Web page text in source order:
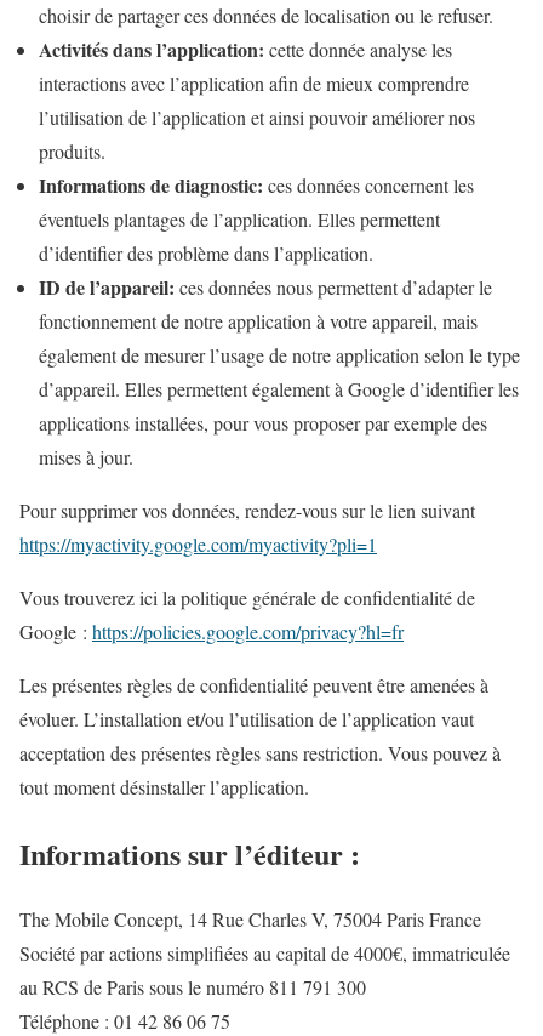
choisir de partager ces données de localisation ou le refuser.
Activités dans l’application: cette donnée analyse les
interactions avec l’application afin de mieux comprendre
l’utilisation de l’application et ainsi pouvoir améliorer nos
produits.
Informations de diagnostic: ces données concernent les
éventuels plantages de l’application. Elles permettent
d’identifier des problème dans l’application.
ID de l’appareil: ces données nous permettent d’adapter le
fonctionnement de notre application à votre appareil, mais
également de mesurer l’usage de notre application selon le type
d’appareil. Elles permettent également à Google d’identifier les
applications installées, pour vous proposer par exemple des
mises à jour.
Pour supprimer vos données, rendez-vous sur le lien suivant
https://myactivity.google.com/myactivity?pli=1
Vous trouverez ici la politique générale de confidentialité de
Google : https://policies.google.com/privacy?hl=fr
Les présentes règles de confidentialité peuvent être amenées à
évoluer. L’installation et/ou l’utilisation de l’application vaut
acceptation des présentes règles sans restriction. Vous pouvez à
tout moment désinstaller l’application.
Informations sur l’éditeur :
The Mobile Concept, 14 Rue Charles V, 75004 Paris France
Société par actions simplifiées au capital de 4000€, immatriculée
au RCS de Paris sous le numéro 811 791 300
Téléphone : 01 42 86 06 75